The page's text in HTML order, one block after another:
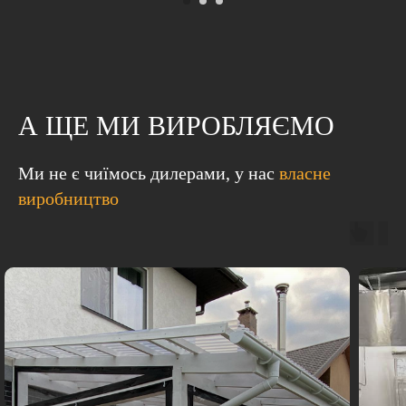
А ЩЕ МИ ВИРОБЛЯЄМО
Ми не є чиїмось дилерами, у нас власне
виробництво